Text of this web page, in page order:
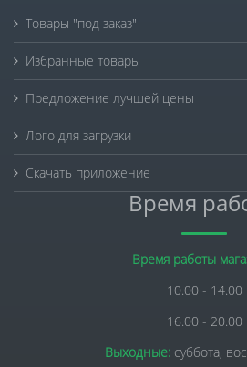
Товары "под заказ"
Избранные товары
Предложение лучшей цены
Лого для загрузки
Скачать приложение
Время
Время работы
10.00 - 14.00
16.00 - 20.00
Выходные: суббота,